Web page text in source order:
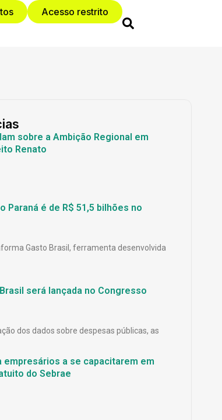
Acesso restrito
sobre a Ambição Regional em
Renato
Paraná é de R$ 51,5 bilhões no
Gasto Brasil, ferramenta desenvolvida
será lançada no Congresso
dos dados sobre despesas públicas, as
empresários a se capacitarem em
do Sebrae